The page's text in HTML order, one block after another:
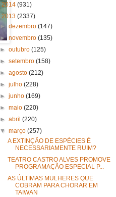
2014 (931)
2013 (2337)
►dezembro(147)
►novembro(135)
►outubro(125)
►setembro(158)
►agosto(212)
►julho(228)
►junho(169)
►maio(220)
►abril(220)
▼março(257)
A EXTINÇÃO DE ESPÉCIES É
NECESSARIAMENTE RUIM?
TEATRO CASTRO ALVES PROMOVE
PROGRAMAÇÃO ESPECIAL P...
AS ÚLTIMAS MULHERES QUE
COBRAM PARA CHORAR EM
TAIWAN